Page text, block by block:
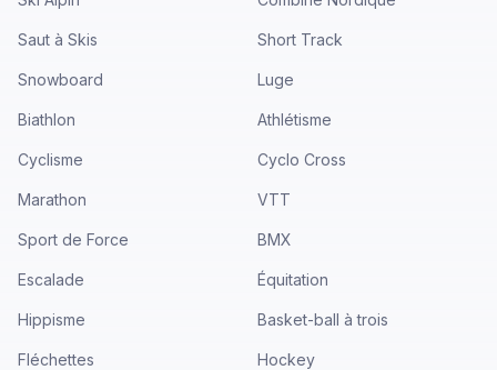
Saut à Skis Short Track
Snowboard Luge
Biathlon Athlétisme
Cyclisme Cyclo Cross
Marathon VTT
Sport de Force BMX
Escalade Équitation
Hippisme Basket-ball à trois
Fléchettes Hockey